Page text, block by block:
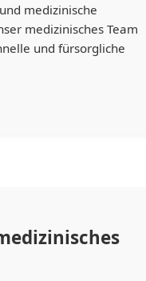
medizinische
medizinisches Team
und fürsorgliche